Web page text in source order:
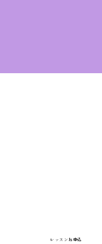
レッスンお申込